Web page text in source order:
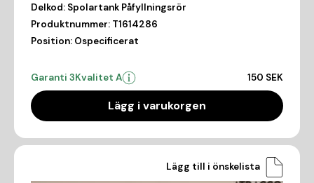
Delkod: Spolartank Påfyllningsrör
Produktnummer: T1614286
Position: Ospecificerat
Garanti 3Kvalitet A 150 SEK
Lägg i varukorgen
Lägg till i önskelista